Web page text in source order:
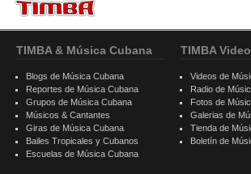
TIMBA & Música Cubana
Blogs de Música Cubana
Reportes de Música Cubana
Grupos de Música Cubana
Músicos & Cantantes
Giras de Música Cubana
Bailes Tropicales y Cubanos
Escuelas de Música Cubana
TIMBA
Videos de
Radio de
Fotos de
Galerias de
Tienda de
Boletín de